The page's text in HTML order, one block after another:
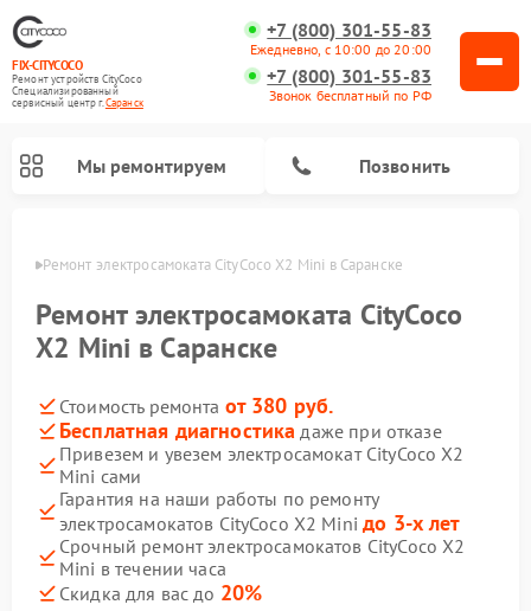
FIX-CITYCOCO
Ремонт устройств CityCoco
Специализированный
cервисный центр г.Саранск
+7 (800) 301-55-83
Ежедневно, с 10:00 до 20:00
+7 (800) 301-55-83
Звонок бесплатный по РФ
Мы ремонтируем Позвонить
Ремонт электросамоката CityCoco X2 Mini в Саранске
Ремонт электросамоката CityCoco
X2 Mini в Саранске
Стоимость ремонта от 380 руб.
Бесплатная диагностика даже при отказе
Привезем и увезем электросамокат CityCoco X2
Mini сами
Гарантия на наши работы по ремонту
электросамокатов CityCoco X2 Miniдо 3-х лет
Срочный ремонт электросамокатов CityCoco X2
Mini в течении часа
Скидка для вас до 20%